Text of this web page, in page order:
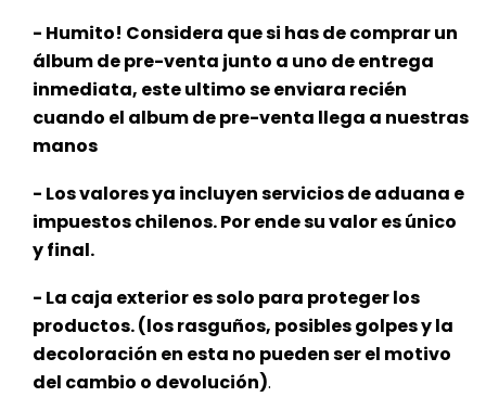
- Humito! Considera que si has de comprar un
álbum de pre-venta junto a uno de entrega
inmediata, esteultimo se enviara recién
cuando el album de pre-venta llega a nuestras
manos
- Los valores ya incluyen servicios de aduana e
impuestos chilenos. Por ende su valor es único
y final.
- La caja exterior es solo para proteger los
productos. (los rasguños, posibles golpes y la
decoloración en esta no pueden ser el motivo
del cambio o devolución).